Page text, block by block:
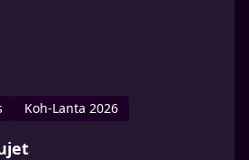
Koh-Lanta 2026